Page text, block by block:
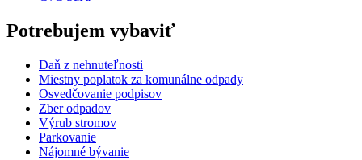
Potrebujem vybaviť
Daň z nehnuteľnosti
Miestny poplatok za komunálne odpady
Osvedčovanie podpisov
Zber odpadov
Výrub stromov
Parkovanie
Nájomné bývanie